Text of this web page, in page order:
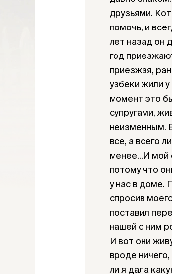
друзьями.
помочь, и
лет назад он
год
приезжая,
узбеки жили
момент это
супругами,
неизменным.
все, а всего
менее...И мой
потому что
у нас в доме.
спросив
поставил
нашей с ним
И вот они
вроде
ли я дала